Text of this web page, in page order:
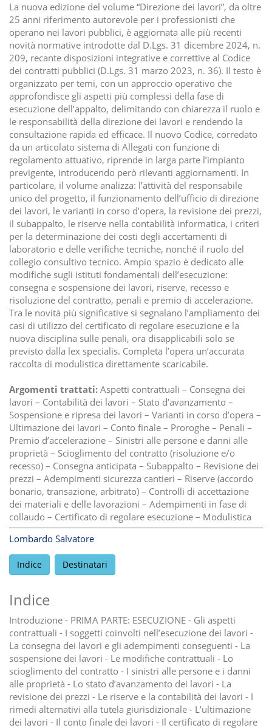
La nuova edizione del volume “Direzione dei lavori”, da oltre
25 anni riferimento autorevole per i professionisti che
operano nei lavori pubblici, è aggiornata alle più recenti
novità normative introdotte dal D.Lgs. 31 dicembre 2024, n.
209, recante disposizioni integrative e correttive al Codice
dei contratti pubblici (D.Lgs. 31 marzo 2023, n. 36). Il testo è
organizzato per temi, con un approccio operativo che
approfondisce gli aspetti più complessi della fase di
esecuzione dell’appalto, delimitando con chiarezza il ruolo e
le responsabilità della direzione dei lavori e rendendo la
consultazione rapida ed efficace. Il nuovo Codice, corredato
da un articolato sistema di Allegati con funzione di
regolamento attuativo, riprende in larga parte l’impianto
previgente, introducendo però rilevanti aggiornamenti. In
particolare, il volume analizza: l’attività del responsabile
unico del progetto, il funzionamento dell’ufficio di direzione
dei lavori, le varianti in corso d’opera, la revisione dei prezzi,
il subappalto, le riserve nella contabilità informatica, i criteri
per la determinazione dei costi degli accertamenti di
laboratorio e delle verifiche tecniche, nonché il ruolo del
collegio consultivo tecnico. Ampio spazio è dedicato alle
modifiche sugli istituti fondamentali dell’esecuzione:
consegna e sospensione dei lavori, riserve, recesso e
risoluzione del contratto, penali e premio di accelerazione.
Tra le novità più significative si segnalano l’ampliamento dei
casi di utilizzo del certificato di regolare esecuzione e la
nuova disciplina sulle penali, ora disapplicabili solo se
previsto dalla lex specialis. Completa l’opera un’accurata
raccolta di modulistica direttamente scaricabile.
Argomenti trattati: Aspetti contrattuali – Consegna dei
lavori – Contabilità dei lavori – Stato d’avanzamento –
Sospensione e ripresa dei lavori – Varianti in corso d’opera –
Ultimazione dei lavori – Conto finale – Proroghe – Penali –
Premio d’accelerazione – Sinistri alle persone e danni alle
proprietà – Scioglimento del contratto (risoluzione e/o
recesso) – Consegna anticipata – Subappalto – Revisione dei
prezzi – Adempimenti sicurezza cantieri – Riserve (accordo
bonario, transazione, arbitrato) – Controlli di accettazione
dei materiali e delle lavorazioni – Adempimenti in fase di
collaudo – Certificato di regolare esecuzione – Modulistica
Lombardo Salvatore
Indice Destinatari
Indice
Introduzione - PRIMA PARTE: ESECUZIONE - Gli aspetti
contrattuali - I soggetti coinvolti nell’esecuzione dei lavori -
La consegna dei lavori e gli adempimenti conseguenti - La
sospensione dei lavori - Le modifiche contrattuali - Lo
scioglimento del contratto - I sinistri alle persone e i danni
alle proprietà - Lo stato d’avanzamento dei lavori - La
revisione dei prezzi - Le riserve e la contabilità dei lavori - I
rimedi alternativi alla tutela giurisdizionale - L’ultimazione
dei lavori - Il conto finale dei lavori - Il certificato di regolare